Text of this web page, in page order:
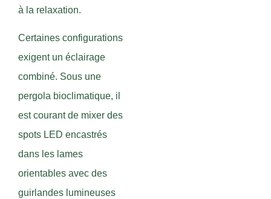
à la relaxation.
Certaines configurations
exigent un éclairage
combiné. Sous une
pergola bioclimatique, il
est courant de mixer des
spots LED encastrés
dans les lames
orientables avec des
guirlandes lumineuses